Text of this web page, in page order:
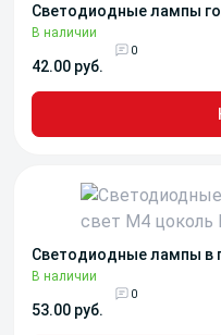
Светодиодные лампы
В наличии
0
42.00 руб.
Светодиодные лампы в
В наличии
0
53.00 руб.